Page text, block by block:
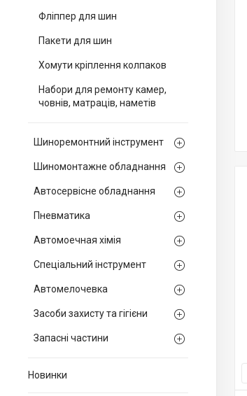
Фліппер для шин
Пакети для шин
Хомути кріплення колпаков
Набори для ремонту камер,
човнів, матраців, наметів
Шиноремонтний інструмент
Шиномонтажне обладнання
Автосервісне обладнання
Пневматика
Автомоечная хімія
Спеціальний інструмент
Автомелочевка
Засоби захисту та гігієни
Запасні частини
Новинки